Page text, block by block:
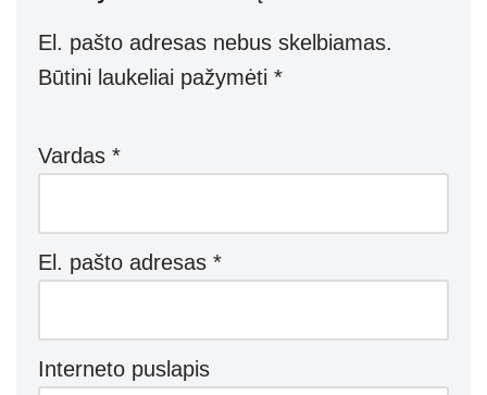
El. pašto adresas nebus skelbiamas.
Būtini laukeliai pažymėti *
Vardas *
El. pašto adresas *
Interneto puslapis